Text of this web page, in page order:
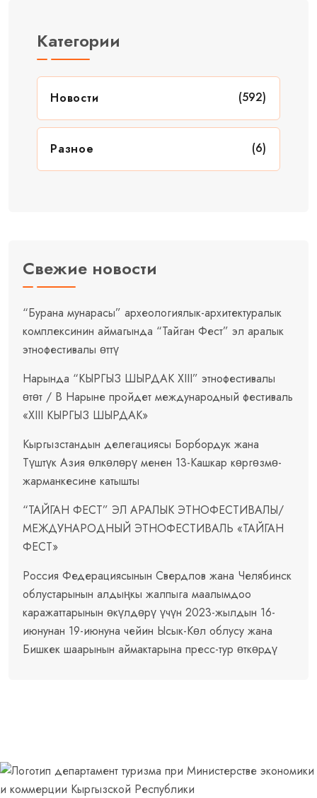
Категории
Новости (592)
Разное (6)
Свежие новости
“Бурана мунарасы” археологиялык-архитектуралык
комплексинин аймагында “Тайган Фест” эл аралык
этнофестивалы өттү
Нарында “КЫРГЫЗ ШЫРДАК XIII” этнофестивалы
өтөт / В Нарыне пройдет международный фестиваль
«XIII КЫРГЫЗ ШЫРДАК»
Кыргызстандын делегациясы Борбордук жана
Түштүк Азия өлкөлөрү менен 13-Кашкар көргөзмө-
жарманкесине катышты
“ТАЙГАН ФЕСТ” ЭЛ АРАЛЫК ЭТНОФЕСТИВАЛЫ/
МЕЖДУНАРОДНЫЙ ЭТНОФЕСТИВАЛЬ «ТАЙГАН
ФЕСТ»
Россия Федерациясынын Свердлов жана Челябинск
облустарынын алдыңкы жалпыга маалымдоо
каражаттарынын өкүлдөрү үчүн 2023-жылдын 16-
июнунан 19-июнуна чейин Ысык-Көл облусу жана
Бишкек шаарынын аймактарына пресс-тур өткөрдү